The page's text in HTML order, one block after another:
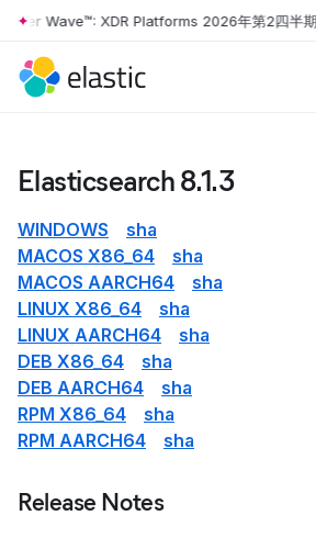
Skip to main content
Wave™: XDR Platforms 2026年第2四半期
Elasticsearch 8.1.3
WINDOWS
sha
MACOS X86_64
sha
MACOS AARCH64
sha
LINUX X86_64
sha
LINUX AARCH64
sha
DEB X86_64
sha
DEB AARCH64
sha
RPM X86_64
sha
RPM AARCH64
sha
Release Notes